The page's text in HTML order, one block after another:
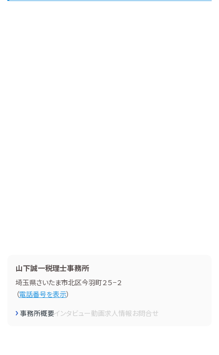
山下誠一税理士事務所
埼玉県さいたま市北区今羽町２５−２
（電話番号を表示）
事務所概要インタビュー動画求人情報お問合せ